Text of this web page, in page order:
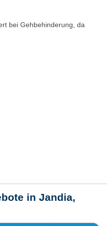
bei Gehbehinderung, da
in Jandia,